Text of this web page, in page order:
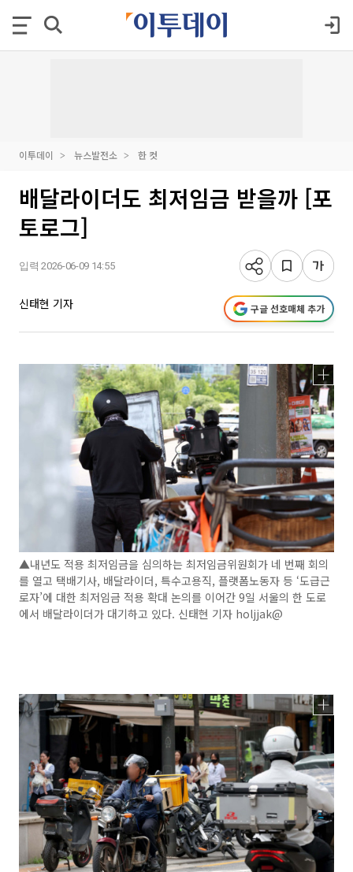
이투데이 뉴스발전소 한 컷
배달라이더도 최저임금 받을까 [포
토로그]
입력 2026-06-09 14:55
신태현 기자 구글 선호매체 추가
▲내년도 적용 최저임금을 심의하는 최저임금위원회가 네 번째 회의
를 열고 택배기사, 배달라이더, 특수고용직, 플랫폼노동자 등 ‘도급근
로자’에 대한 최저임금 적용 확대 논의를 이어간 9일 서울의 한 도로
에서 배달라이더가 대기하고 있다. 신태현 기자 holjjak@